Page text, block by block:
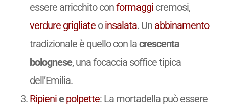
essere arricchito conformaggicremosi,
verdure grigliateoinsalata. Un abbinamento
tradizionale è quello con lacrescenta
bolognese, una focaccia soffice tipica
dell’Emilia.
Ripieniepolpette: La mortadella può essere